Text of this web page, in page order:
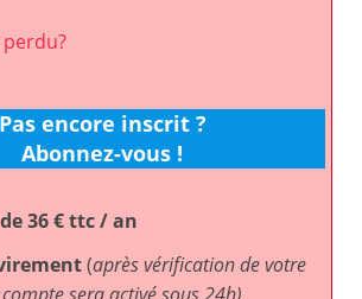
Pas encore inscrit ?
Abonnez-vous !
36 € ttc / an
(après vérification de votre